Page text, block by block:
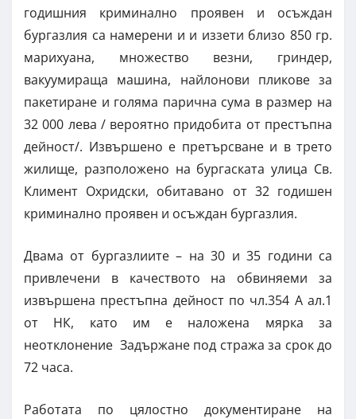
годишния криминално проявен и осъждан
бургазлия са намерени и и иззети близо 850 гр.
марихуана, множество везни, гриндер,
вакуумираща машина, найлонови пликове за
пакетиране и голяма парична сума в размер на
32 000 лева / вероятно придобита от престъпна
дейност/. Извършено е претърсване и в трето
жилище, разположено на бургаската улица Св.
Климент Охридски, обитавано от 32 годишен
криминално проявен и осъждан бургазлия.
Двама от бургазлиите – на 30 и 35 години са
привлечени в качеството на обвиняеми за
извършена престъпна дейност по чл.354 А ал.1
от НК, като им е наложена мярка за
неотклонение Задържане под стража за срок до
72 часа.
Работата по цялостно документиране на